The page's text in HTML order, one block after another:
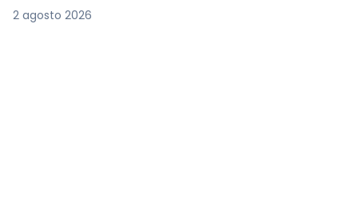
2 agosto 2026